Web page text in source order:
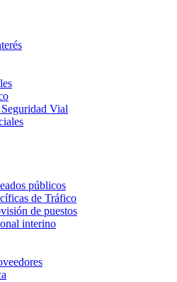
Vial
públicos
de Tráfico
de puestos
interino